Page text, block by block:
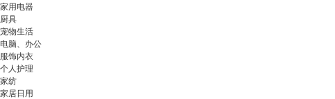
家用电器
厨具
宠物生活
电脑、办公
服饰内衣
个人护理
家纺
家居日用